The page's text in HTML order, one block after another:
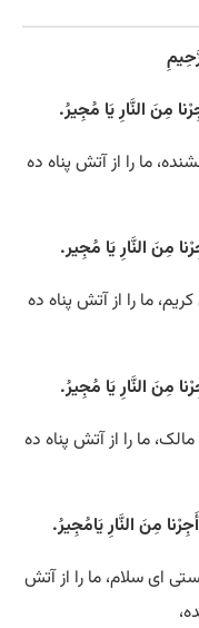
مِنَ النَّارِ يَا مُجِيرُ.
ما را از آتش پناه ده
مِنَ النَّارِ يَا مُجِير.
ما را از آتش پناه ده
مِنَ النَّارِ يَا مُجِيرُ.
ما را از آتش پناه ده
مِنَ النَّارِ يَامُجِيرُ.
ای سلام، ما را از آتش